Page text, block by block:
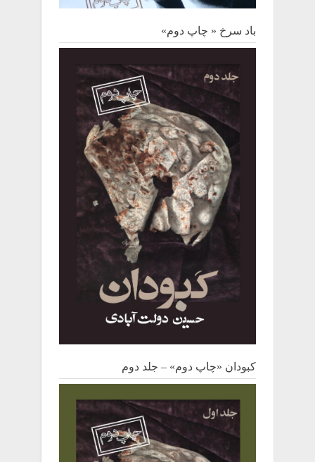
باد سرخ « چاپ دوم»
کبودان «چاپ دوم» – جلد دوم